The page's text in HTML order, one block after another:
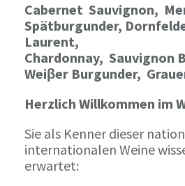
Cabernet Sauvignon,
Spätburgunder,
Laurent,
Chardonnay, Sauvignon
Weiβer Burgunder,
Herzlich Willkommen im
Sie als Kenner dieser
internationalen Weine
erwartet: